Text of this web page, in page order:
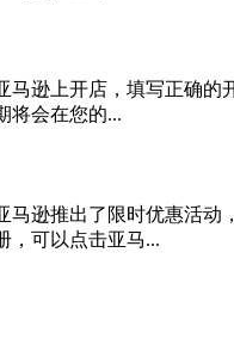
逊上开店，填写正确的
将会在您的...
逊推出了限时优惠活动
，可以点击亚马...